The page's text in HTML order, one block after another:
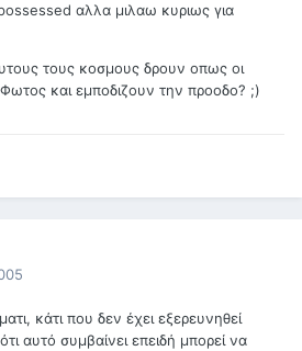
αλλα μιλαω κυριως για
τους κοσμους δρουν οπως οι
και εμποδιζουν την προοδο? ;)
κάτι που δεν έχει εξερευνηθεί
αυτό συμβαίνει επειδή μπορεί να